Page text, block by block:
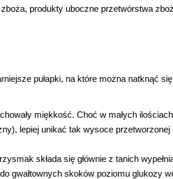
produkty uboczne przetwórstwa
pułapki, na które można natknąć
miękkość. Choć w małych
lepiej unikać tak wysoce przetworzonej
składa się głównie z tanich
gwałtownych skoków poziomu glukozy